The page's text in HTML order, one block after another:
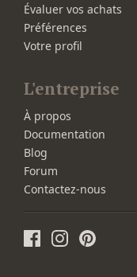
Évaluer vos achats
Préférences
Votre profil
L'entreprise
À propos
Documentation
Blog
Forum
Contactez-nous